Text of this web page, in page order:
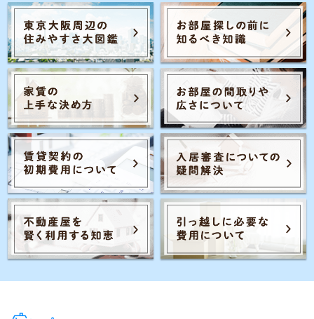
Posts navigation 3